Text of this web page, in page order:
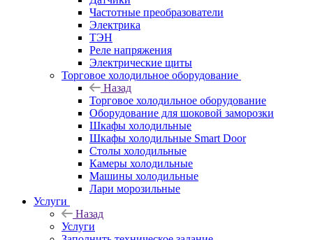
Частотные преобразователи
Электрика
ТЭН
Реле напряжения
Электрические щиты
Торговое холодильное оборудование
Назад
Торговое холодильное оборудование
Оборудование для шоковой заморозки
Шкафы холодильные
Шкафы холодильные Smart Door
Столы холодильные
Камеры холодильные
Машины холодильные
Лари морозильные
Услуги
Назад
Услуги